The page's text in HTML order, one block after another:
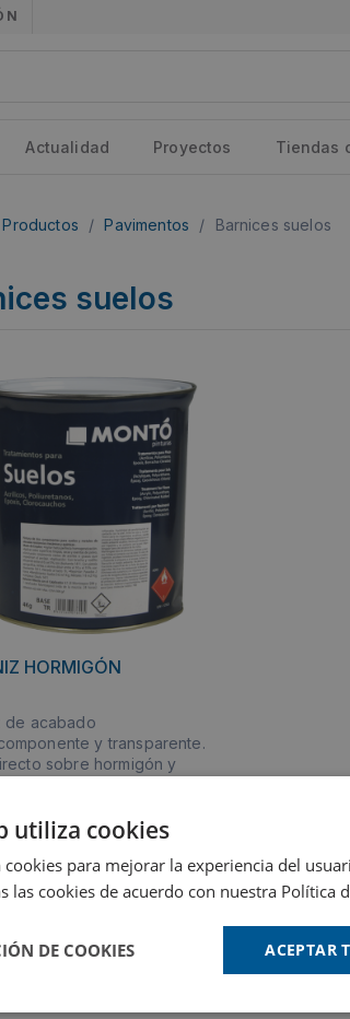
Actualidad Proyectos Tiendas
Productos / Pavimentos / Barnices suelos
suelos
HORMIGÓN
de acabado
y transparente.
sobre hormigón y
utiliza cookies
cookies para mejorar la experiencia del
las cookies de acuerdo con nuestra Política
ACEPTAR
DE COOKIES